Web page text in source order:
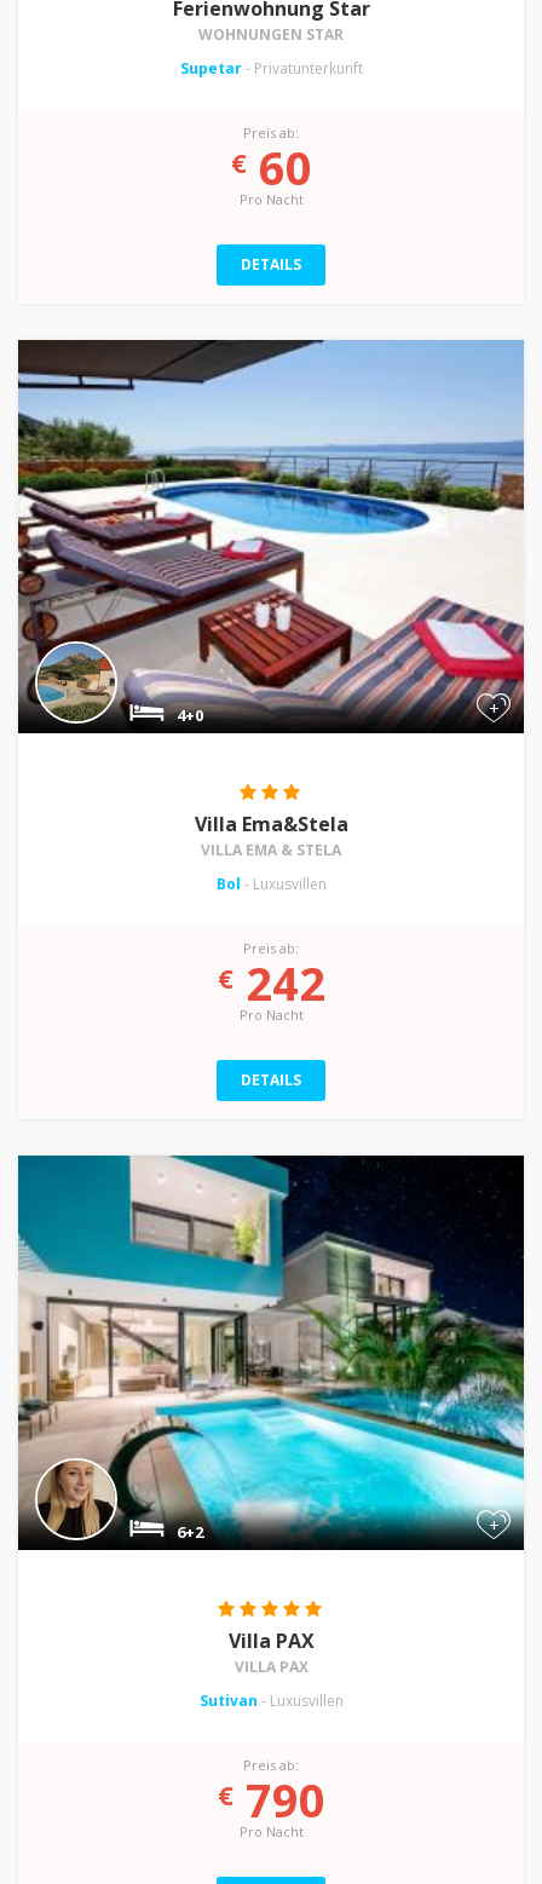
Ferienwohnung Star
WOHNUNGEN STAR
Supetar - Privatunterkunft
Preis ab:
€60
Pro Nacht
DETAILS
+
4+0
Villa Ema&Stela
VILLA EMA & STELA
Bol - Luxusvillen
Preis ab:
€242
Pro Nacht
DETAILS
+
6+2
Villa PAX
VILLA PAX
Sutivan - Luxusvillen
Preis ab:
€790
Pro Nacht